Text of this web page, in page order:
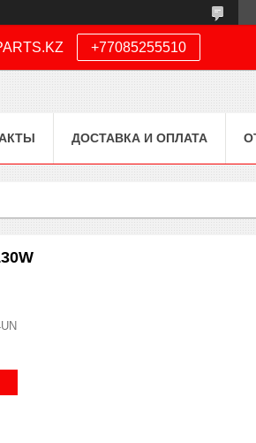
+77085255510
ДОСТАВКА И ОПЛАТА